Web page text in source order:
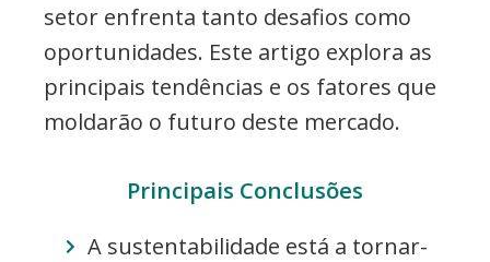
setor enfrenta tanto desafios como
oportunidades. Este artigo explora as
principais tendências e os fatores que
moldarão o futuro deste mercado.
Principais Conclusões
A sustentabilidade está a tornar-